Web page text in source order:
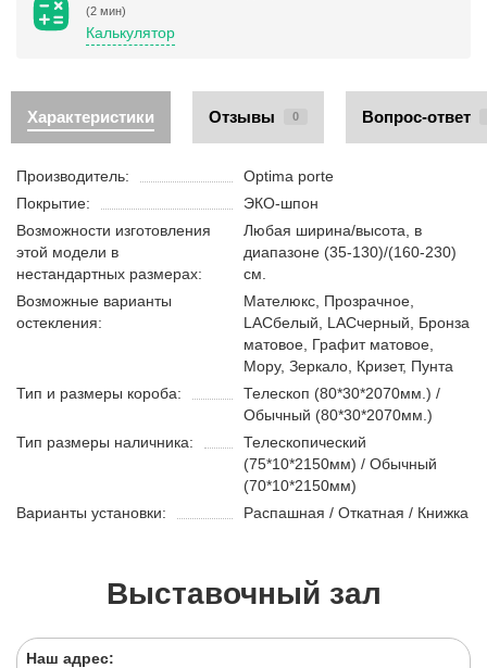
(2 мин)
Калькулятор
Характеристики Отзывы 0 Вопрос-ответ
Производитель:
Optima porte
Покрытие:
ЭКО-шпон
Возможности изготовления
этой модели в
нестандартных размерах:
Любая ширина/высота, в
диапазоне (35-130)/(160-230)
см.
Возможные варианты
остекления:
Мателюкс, Прозрачное,
LACбелый, LACчерный, Бронза
матовое, Графит матовое,
Мору, Зеркало, Кризет, Пунта
Тип и размеры короба:
Телескоп (80*30*2070мм.) /
Обычный (80*30*2070мм.)
Тип размеры наличника:
Телескопический
(75*10*2150мм) / Обычный
(70*10*2150мм)
Варианты установки:
Распашная / Откатная / Книжка
Выставочный зал
Наш адрес: